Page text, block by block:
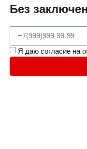
Без
Я даю согласие на